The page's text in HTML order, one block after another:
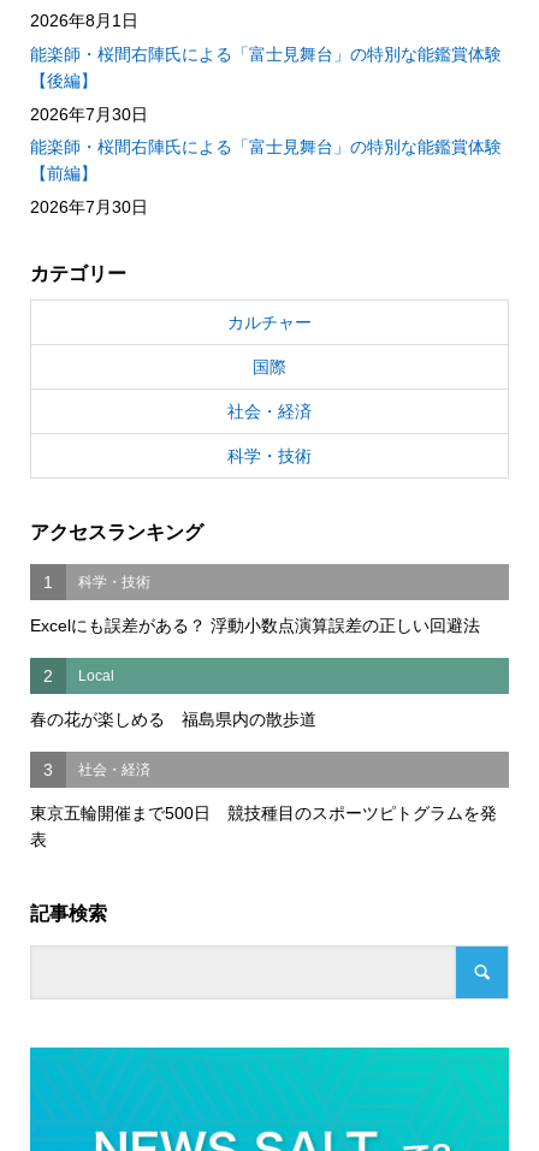
2026年8月1日
能楽師・桜間右陣氏による「富士見舞台」の特別な能鑑賞体験
【後編】
2026年7月30日
能楽師・桜間右陣氏による「富士見舞台」の特別な能鑑賞体験
【前編】
2026年7月30日
カテゴリー
カルチャー
国際
社会・経済
科学・技術
アクセスランキング
1 科学・技術
Excelにも誤差がある？ 浮動小数点演算誤差の正しい回避法
2 Local
春の花が楽しめる 福島県内の散歩道
3 社会・経済
東京五輪開催まで500日 競技種目のスポーツピトグラムを発
表
記事検索